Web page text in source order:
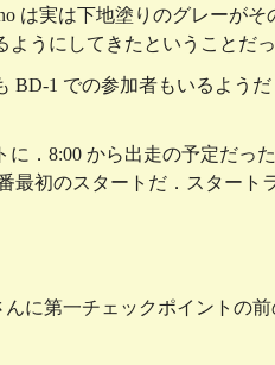
は実は下地塗りのグレーが
うにしてきたということだっ
BD-1 での参加者もいるようだ
．8:00 から出走の予定だっ
最初のスタートだ．スター
に第一チェックポイントの